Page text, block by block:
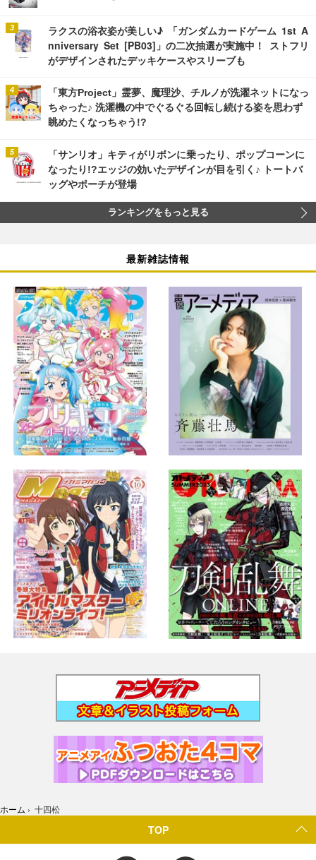
ラクスの浴衣姿が美しい♪ 「ガンダムカードゲーム 1st A
nniversary Set [PB03]」の二次抽選が実施中！ ストフリ
がデザインされたデッキケースやスリーブも
「東方Project」霊夢、魔理沙、チルノが洗濯ネットになっ
ちゃった♪ 洗濯機の中でぐるぐる回転し続ける姿を思わず
眺めたくなっちゃう!?
「サンリオ」キティがリボンに乗ったり、ポップコーンに
なったり!?エッジの効いたデザインが目を引く♪ トートバ
ッグやポーチが登場
ランキングをもっと見る
最新雑誌情報
ホーム › 十四松
TOP